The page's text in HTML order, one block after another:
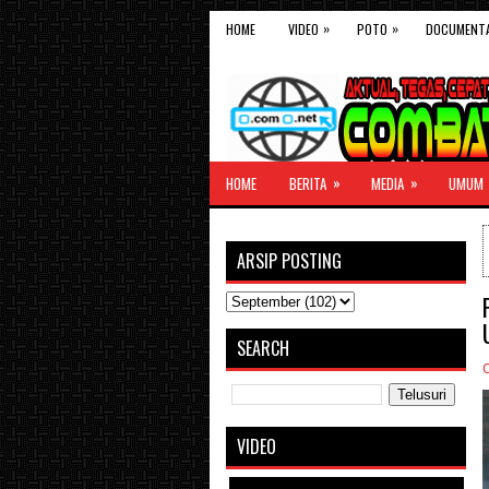
HOME VIDEO » POTO »
HOME BERITA » MEDIA » UMUM
ARSIP POSTING
SEARCH
VIDEO